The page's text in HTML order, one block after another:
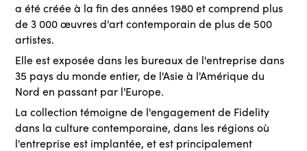
a été créée à la fin des années 1980 et comprend plus
de 3 000 œuvres d'art contemporain de plus de 500
artistes.
Elle est exposée dans les bureaux de l'entreprise dans
35 pays du monde entier, de l'Asie à l'Amérique du
Nord en passant par l'Europe.
La collection témoigne de l'engagement de Fidelity
dans la culture contemporaine, dans les régions où
l'entreprise est implantée, et est principalement